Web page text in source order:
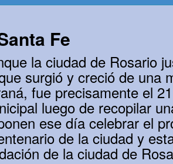
Fe
la ciudad de Rosario
surgió y creció de una
fue precisamente el
luego de recopilar
ese día celebrar el
de la ciudad y
de la ciudad de